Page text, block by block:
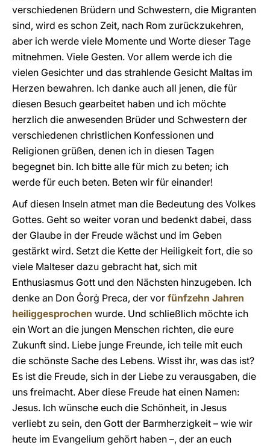
verschiedenen Brüdern und Schwestern, die Migranten
sind, wird es schon Zeit, nach Rom zurückzukehren,
aber ich werde viele Momente und Worte dieser Tage
mitnehmen. Viele Gesten. Vor allem werde ich die
vielen Gesichter und das strahlende Gesicht Maltas im
Herzen bewahren. Ich danke auch all jenen, die für
diesen Besuch gearbeitet haben und ich möchte
herzlich die anwesenden Brüder und Schwestern der
verschiedenen christlichen Konfessionen und
Religionen grüßen, denen ich in diesen Tagen
begegnet bin. Ich bitte alle für mich zu beten; ich
werde für euch beten. Beten wir für einander!
Auf diesen Inseln atmet man die Bedeutung des Volkes
Gottes. Geht so weiter voran und bedenkt dabei, dass
der Glaube in der Freude wächst und im Geben
gestärkt wird. Setzt die Kette der Heiligkeit fort, die so
viele Malteser dazu gebracht hat, sich mit
Enthusiasmus Gott und den Nächsten hinzugeben. Ich
denke an Don Ġorġ Preca, der vor fünfzehn Jahren
heiliggesprochen wurde. Und schließlich möchte ich
ein Wort an die jungen Menschen richten, die eure
Zukunft sind. Liebe junge Freunde, ich teile mit euch
die schönste Sache des Lebens. Wisst ihr, was das ist?
Es ist die Freude, sich in der Liebe zu verausgaben, die
uns freimacht. Aber diese Freude hat einen Namen:
Jesus. Ich wünsche euch die Schönheit, in Jesus
verliebt zu sein, den Gott der Barmherzigkeit – wie wir
heute im Evangelium gehört haben –, der an euch